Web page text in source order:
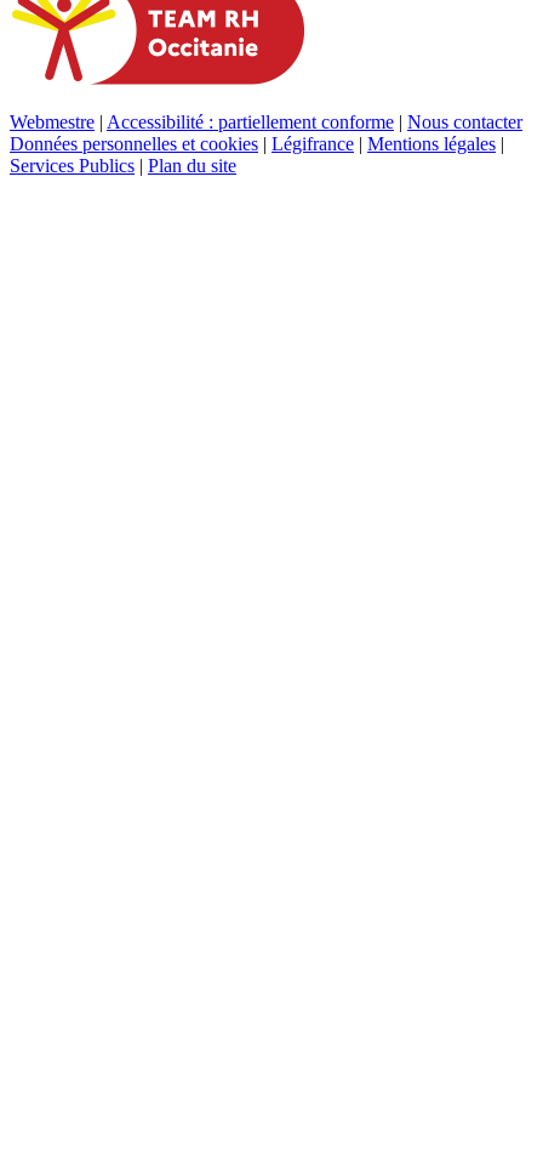
Webmestre | Accessibilité : partiellement conforme | Nous contacter
Données personnelles et cookies | Légifrance | Mentions légales |
Services Publics | Plan du site